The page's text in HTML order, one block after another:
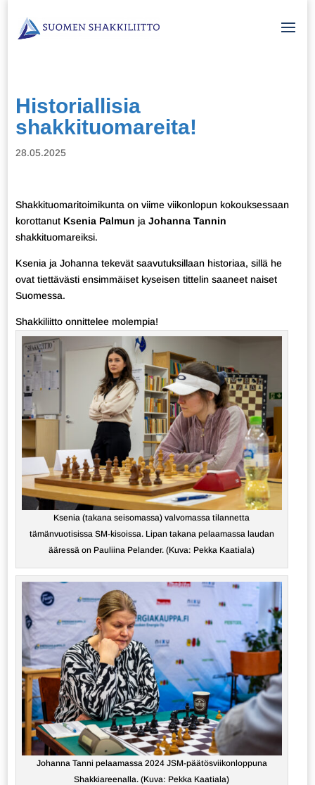
Historiallisia
shakkituomareita!
28.05.2025
Shakkituomaritoimikunta on viime viikonlopun kokouksessaan
korottanut Ksenia Palmun ja Johanna Tannin
shakkituomareiksi.
Ksenia ja Johanna tekevät saavutuksillaan historiaa, sillä he
ovat tiettävästi ensimmäiset kyseisen tittelin saaneet naiset
Suomessa.
Shakkiliitto onnittelee molempia!
Ksenia (takana seisomassa) valvomassa tilannetta
tämänvuotisissa SM-kisoissa. Lipan takana pelaamassa laudan
ääressä on Pauliina Pelander. (Kuva: Pekka Kaatiala)
Johanna Tanni pelaamassa 2024 JSM-päätösviikonloppuna
Shakkiareenalla. (Kuva: Pekka Kaatiala)